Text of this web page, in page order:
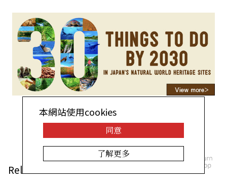
1 2 3
Related Articles
本網站使用cookies
同意
了解更多